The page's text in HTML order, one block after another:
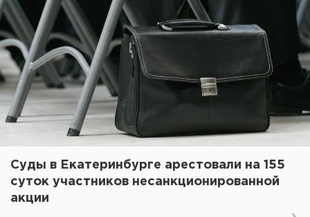
Суды в Екатеринбурге арестовали на 155
суток участников несанкционированной
акции